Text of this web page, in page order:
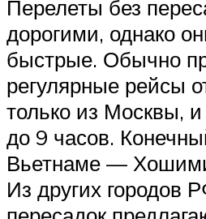
Перелеты без
дорогими, однако
быстрые. Обычно
регулярные рейсы
только из Москвы,
до 9 часов.
Вьетнаме —
Из других городов